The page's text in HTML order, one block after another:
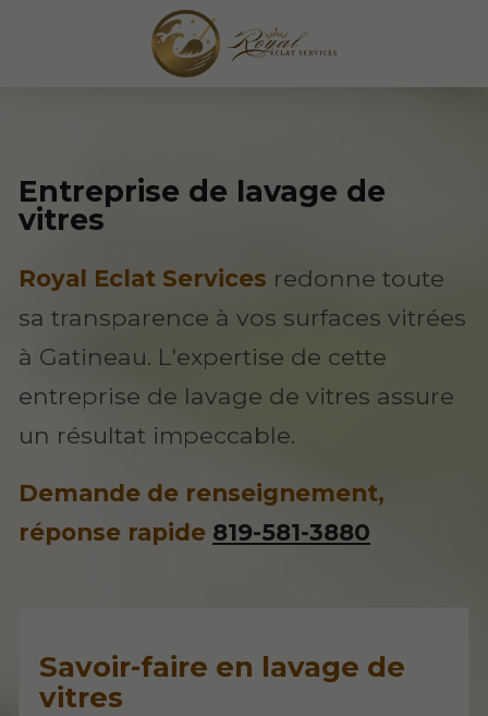
Entreprise de lavage de
vitres
Royal Eclat Services redonne toute
sa transparence à vos surfaces vitrées
à Gatineau. L'expertise de cette
entreprise de lavage de vitres assure
un résultat impeccable.
Demande de renseignement,
réponse rapide 819-581-3880
Savoir-faire en lavage de
vitres